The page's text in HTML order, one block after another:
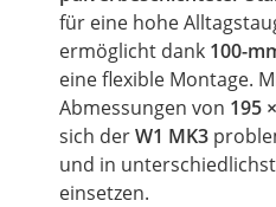
für eine hohe
ermöglicht dank 100-
eine flexible Montage.
Abmessungen von 195
sich derW1 MK3
und in
einsetzen.